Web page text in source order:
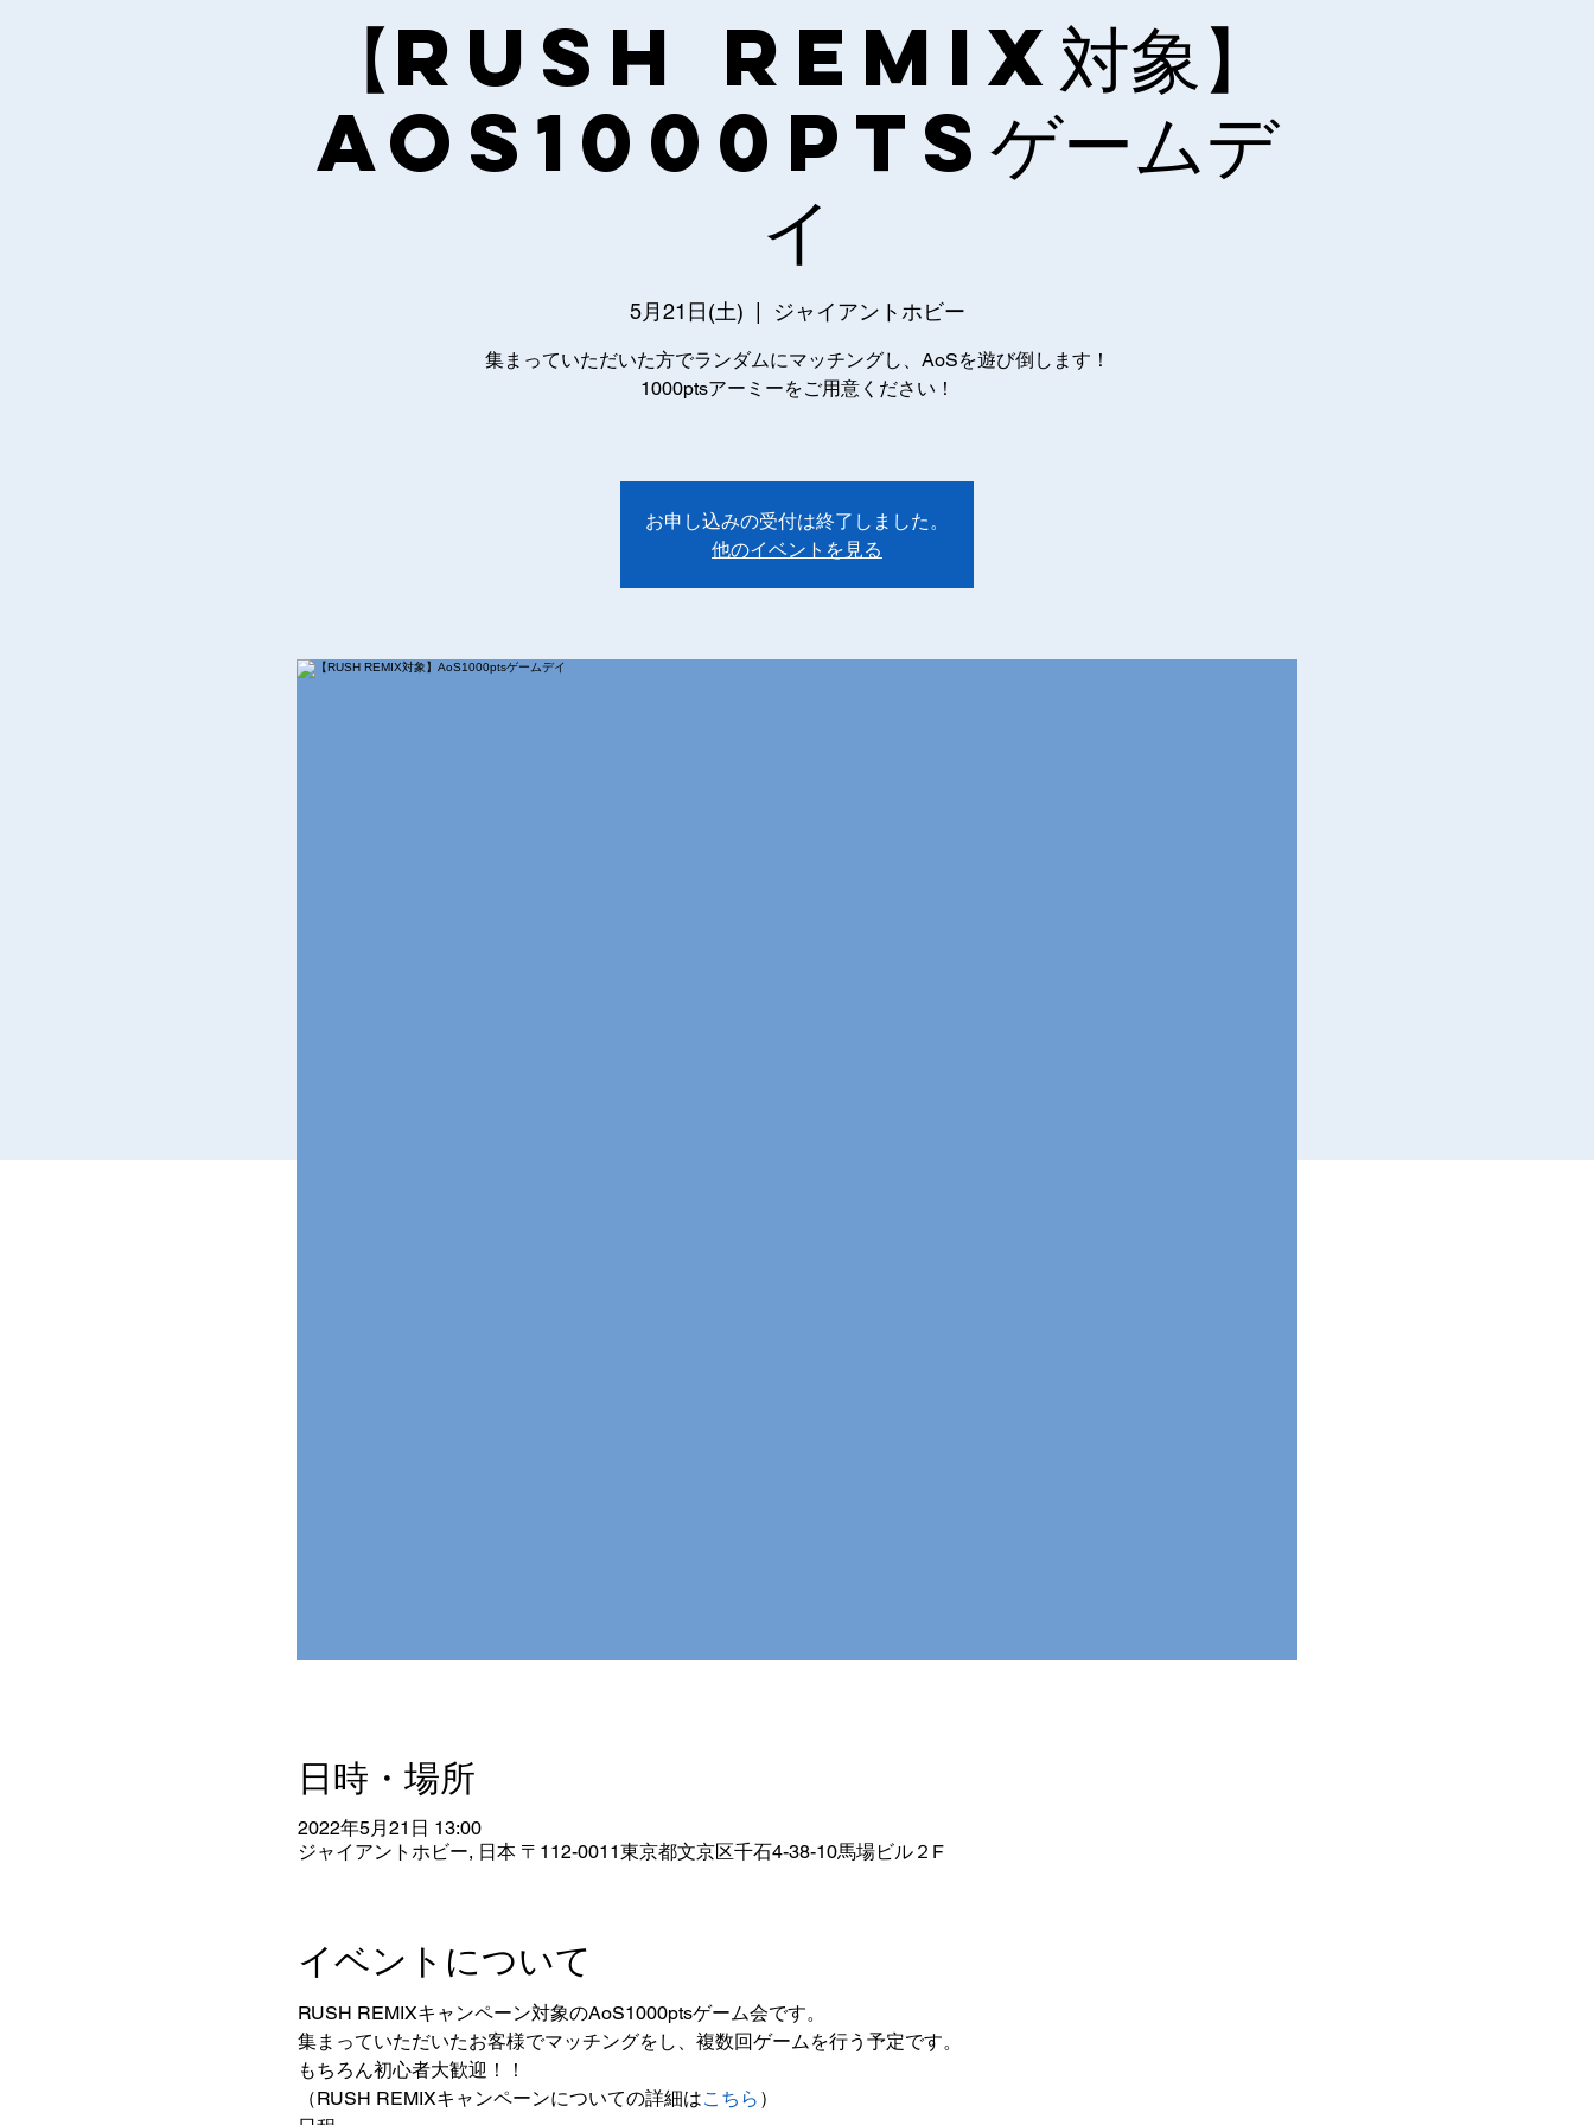
【RUSH REMIX対象】
AoS1000ptsゲームデ
イ
5月21日(土) ジャイアントホビー
集まっていただいた方でランダムにマッチングし、AoSを遊び倒します！
1000ptsアーミーをご用意ください！
お申し込みの受付は終了しました。
他のイベントを見る
日時・場所
2022年5月21日 13:00
ジャイアントホビー, 日本 〒112-0011東京都文京区千石4-38-10馬場ビル２F
イベントについて
RUSH REMIXキャンペーン対象のAoS1000ptsゲーム会です。
集まっていただいたお客様でマッチングをし、複数回ゲームを行う予定です。
もちろん初心者大歓迎！！
（RUSH REMIXキャンペーンについての詳細はこちら ）